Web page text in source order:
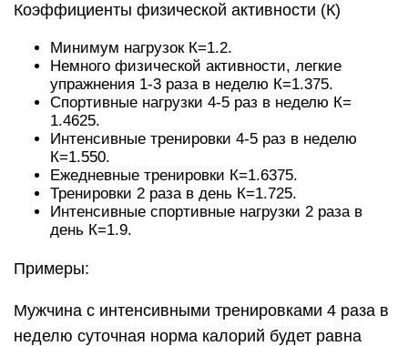
Коэффициенты физической активности (К)
Минимум нагрузок К=1.2.
Немного физической активности, легкие
упражнения 1-3 раза в неделю К=1.375.
Спортивные нагрузки 4-5 раз в неделю К=
1.4625.
Интенсивные тренировки 4-5 раз в неделю
К=1.550.
Ежедневные тренировки К=1.6375.
Тренировки 2 раза в день К=1.725.
Интенсивные спортивные нагрузки 2 раза в
день К=1.9.
Примеры:
Мужчина с интенсивными тренировками 4 раза в
неделю суточная норма калорий будет равна